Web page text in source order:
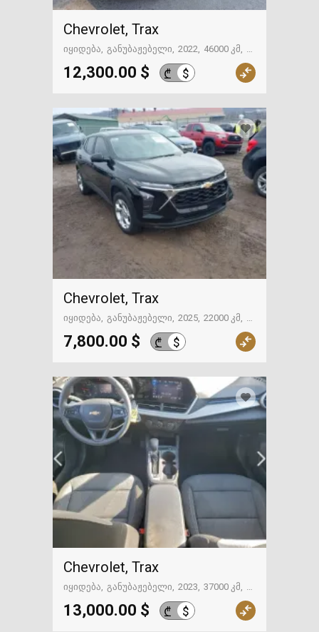
Chevrolet, Trax
იყიდება განუბაჟებელი 2022 46000 კმ
12,300.00 $ ₾ $
Chevrolet, Trax
იყიდება განუბაჟებელი 2025 22000 კმ
გზაში. საქართველოსკენ
7,800.00 $ ₾ $
Chevrolet, Trax
იყიდება განუბაჟებელი 2023 37000 კმ
გზაში. საქართველოსკენ
13,000.00 $ ₾ $